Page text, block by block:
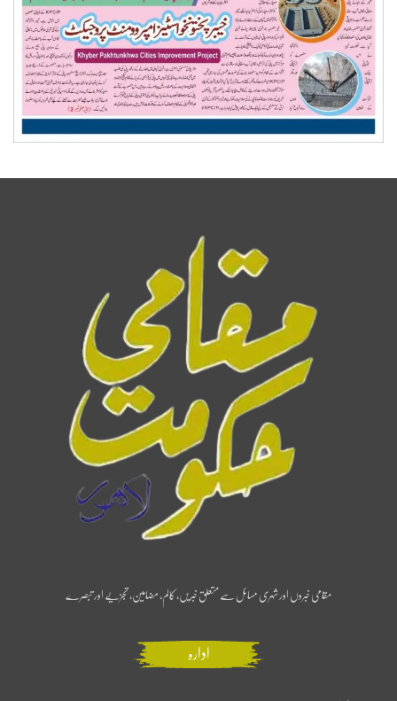
مقامی خبروں اور شہری مسائل سے متعلق خبریں، کالم، مضامین، تجزیے اور تبصرے
ادارہ